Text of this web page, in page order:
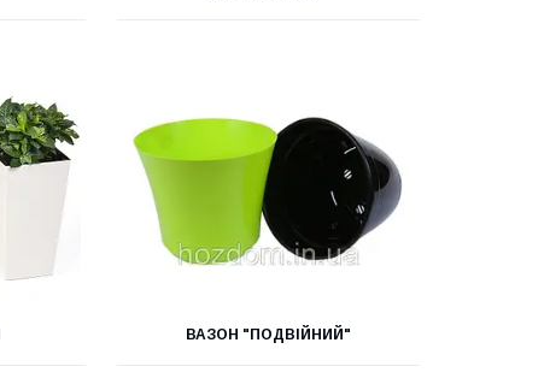
ВАЗОН "ПОДВІЙНИЙ"